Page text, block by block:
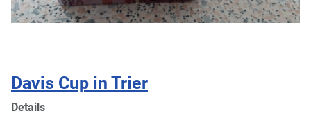
Davis Cup in Trier
Details